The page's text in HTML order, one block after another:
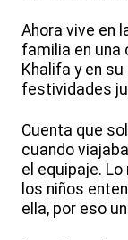
Ahora vive en
familia en una
Khalifa y en
festividades
Cuenta que
cuando
el equipaje.
los niños
ella, por eso